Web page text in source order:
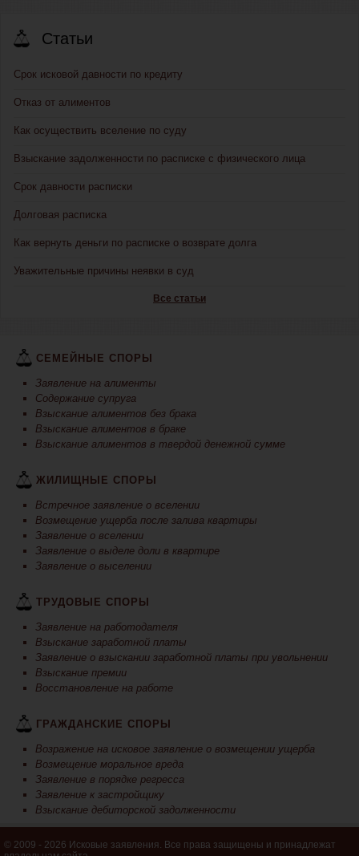
Статьи
Срок исковой давности по кредиту
Отказ от алиментов
Как осуществить вселение по суду
Взыскание задолженности по расписке с физического лица
Срок давности расписки
Долговая расписка
Как вернуть деньги по расписке о возврате долга
Уважительные причины неявки в суд
Все статьи
СЕМЕЙНЫЕ СПОРЫ
Заявление на алименты
Содержание супруга
Взыскание алиментов без брака
Взыскание алиментов в браке
Взыскание алиментов в твердой денежной сумме
ЖИЛИЩНЫЕ СПОРЫ
Встречное заявление о вселении
Возмещение ущерба после залива квартиры
Заявление о вселении
Заявление о выделе доли в квартире
Заявление о выселении
ТРУДОВЫЕ СПОРЫ
Заявление на работодателя
Взыскание заработной платы
Заявление о взыскании заработной платы при увольнении
Взыскание премии
Восстановление на работе
ГРАЖДАНСКИЕ СПОРЫ
Возражение на исковое заявление о возмещении ущерба
Возмещение моральное вреда
Заявление в порядке регресса
Заявление к застройщику
Взыскание дебиторской задолженности
© 2009 - 2026 Исковые заявления. Все права защищены и принадлежат